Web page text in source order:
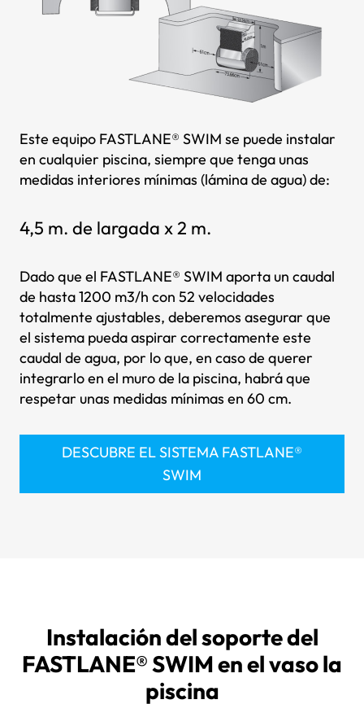
Este equipo FASTLANE® SWIM se puede instalar
en cualquier piscina, siempre que tenga unas
medidas interiores mínimas (lámina de agua) de:
4,5 m. de largada x 2 m.
Dado que el FASTLANE® SWIM aporta un caudal
de hasta 1200 m3/h con 52 velocidades
totalmente ajustables, deberemos asegurar que
el sistema pueda aspirar correctamente este
caudal de agua, por lo que, en caso de querer
integrarlo en el muro de la piscina, habrá que
respetar unas medidas mínimas en 60 cm.
DESCUBRE EL SISTEMA FASTLANE®
SWIM
Instalación del soporte del
FASTLANE® SWIM en el vaso la
piscina